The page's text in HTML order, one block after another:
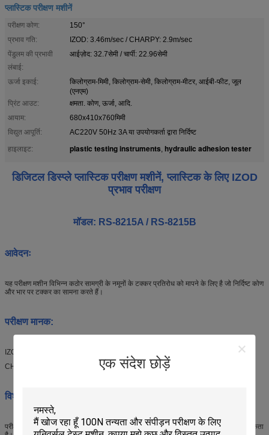
एक संदेश छोड़ें
प्लास्टिक परीक्षण मशीनें
परीक्षण कोण:
150°
प्रभाव गति:
IZOD: 3.46m/sec / CHARPY: 2.9m/sec
पेंडुलम की प्रभावी
लंबाई:
आईज़ोद: 32.7सेमी / चार्पी: 22.96सेमी
ऊर्जा इकाई:
किलोग्राम-मिमी, किलोग्राम-सेमी, किलोग्राम-मीटर, आईबी-फीट, जूल
(एनएम)
प्रिंट आउट:
क्षमता. कोण, ऊर्जा, आदि.
आयाम:
680x410x760मिमी
विद्युत आपूर्ति:
AC220V 50Hz 3A या उपयोगकर्ता द्वारा निर्दिष्ट
हाइलाइट:
plastic testing instruments, hydraulic adhesion tester
डिजिटल डिस्प्ले प्लास्टिक परीक्षण मशीनें, प्लास्टिक के लिए IZOD
प्रभाव परीक्षण
मॉडल: RS-8215A / RS-8215B
आवेदनः
यह परीक्षण मशीन विभिन्न कठोर सामग्री के नमूनों के टक्कर प्रतिरोध को मापने के लिए है जो निर्दिष्ट कोण
और भार पर टक्कर का सामना करते हैं।
परीक्षण मानक:
IZOD: ASTM D256, ISO 180, GB/T 1843. JIS K7110
CHARPY: ASTM D6110, ISO 179, GB/T1043
विशेषताएं:
परीक्षण के बाद, परीक्षण परिणाम स्वचालित रूप से दिखाई देते हैं और उन्हें सहेजा या मुद्रित किया जा सकता